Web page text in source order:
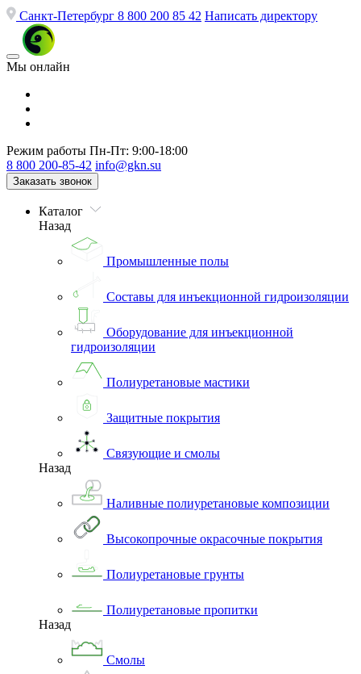
Санкт-Петербург 8 800 200 85 42 Написать директору
Мы онлайн
Режим работы Пн-Пт: 9:00-18:00
8 800 200-85-42 info@gkn.su
Заказать звонок
Каталог
Назад
Промышленные полы
Составы для инъекционной гидроизоляции
Оборудование для инъекционной
гидроизоляции
Полиуретановые мастики
Защитные покрытия
Связующие и смолы
Назад
Наливные полиуретановые композиции
Высокопрочные окрасочные покрытия
Полиуретановые грунты
Полиуретановые пропитки
Назад
Смолы